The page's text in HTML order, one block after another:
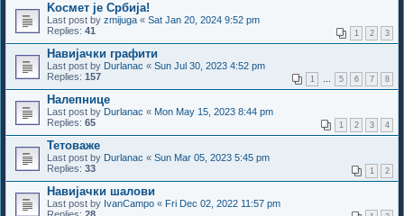
Kосмет је Србија!
Last post by zmijuga « Sat Jan 20, 2024 9:52 pm
Replies: 41 1 2 3
Навијачки графити
Last post by Durlanac « Sun Jul 30, 2023 4:52 pm
Replies: 157 1 … 5 6 7 8
Налепнице
Last post by Durlanac « Mon May 15, 2023 8:44 pm
Replies: 65 1 2 3 4
Тетоваже
Last post by Durlanac « Sun Mar 05, 2023 5:45 pm
Replies: 33 1 2
Навијачки шалови
Last post by IvanCampo « Fri Dec 02, 2022 11:57 pm